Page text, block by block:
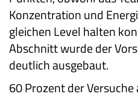
Konzentration und
gleichen Level halten
Abschnitt wurde der
deutlich ausgebaut.
60 Prozent der